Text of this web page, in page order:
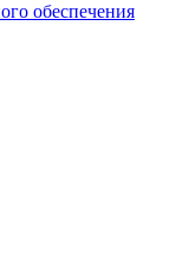
обеспечения